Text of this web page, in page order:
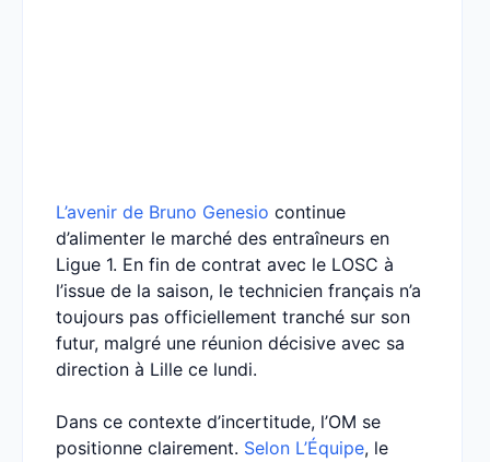
L’avenir de Bruno Genesio continue
d’alimenter le marché des entraîneurs en
Ligue 1. En fin de contrat avec le LOSC à
l’issue de la saison, le technicien français n’a
toujours pas officiellement tranché sur son
futur, malgré une réunion décisive avec sa
direction à Lille ce lundi.
Dans ce contexte d’incertitude, l’OM se
positionne clairement. Selon L’Équipe, le